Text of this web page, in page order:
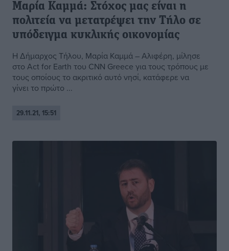
Μαρία Καμμά: Στόχος μας είναι η
πολιτεία να μετατρέψει την Τήλο σε
υπόδειγμα κυκλικής οικονομίας
Η Δήμαρχος Τήλου, Μαρία Καμμά – Αλιφέρη, μίλησε
στο Act for Earth του CNN Greece για τους τρόπους με
τους οποίους το ακριτικό αυτό νησί, κατάφερε να
γίνει το πρώτο ...
29.11.21, 15:51